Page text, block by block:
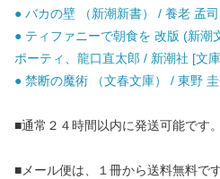
● バカの壁 （新潮新書） / 養老 孟
● ティファニーで朝食を 改版 (新潮
ポーティ、龍口直太郎 / 新潮社 [文
● 禁断の魔術 （文春文庫） / 東野
■通常２４時間以内に発送可能です。
■メール便は、１冊から送料無料です